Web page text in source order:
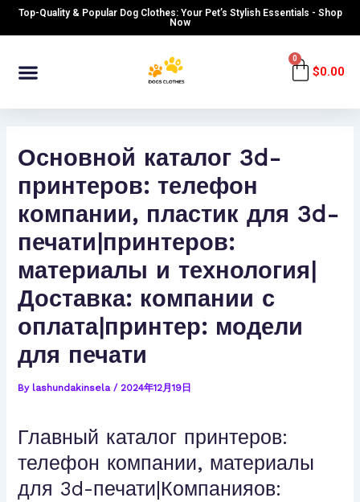
SkipTop-Quality & Popular Dog Clothes: Your Pet’s Stylish Essentials - Shop
Now
Menu $0.00
0 Cart
Основной каталог 3d-
принтеров: телефон
компании, пластик для 3d-
печати|принтеров:
материалы и технология|
Доставка: компании с
оплата|принтер: модели
для печати
By lashundakinsela / 2024年12月19日
Главный каталог принтеров:
телефон компании, материалы
для 3d-печати|Компанияов:
Post